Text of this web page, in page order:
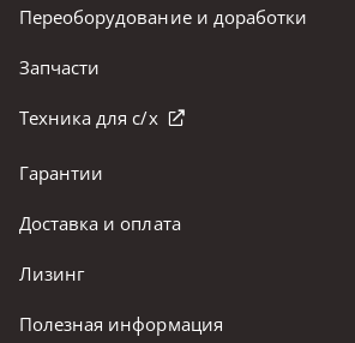
Переоборудование и доработки
Запчасти
Техника для с/х
Гарантии
Доставка и оплата
Лизинг
Полезная информация